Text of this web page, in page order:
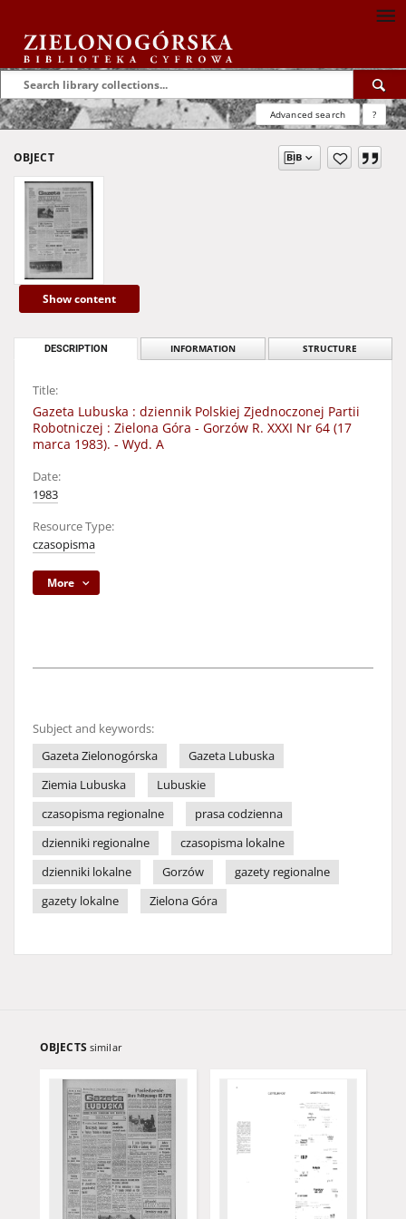
Advanced search ?
OBJECT
Show content
DESCRIPTION INFORMATION STRUCTURE
Title:
Gazeta Lubuska : dziennik Polskiej Zjednoczonej Partii
Robotniczej : Zielona Góra - Gorzów R. XXXI Nr 64 (17
marca 1983). - Wyd. A
Date:
1983
Resource Type:
czasopisma
More
Subject and keywords:
Gazeta Zielonogórska
Gazeta Lubuska
Ziemia Lubuska
Lubuskie
czasopisma regionalne
prasa codzienna
dzienniki regionalne
czasopisma lokalne
dzienniki lokalne
Gorzów
gazety regionalne
gazety lokalne
Zielona Góra
OBJECTS similar